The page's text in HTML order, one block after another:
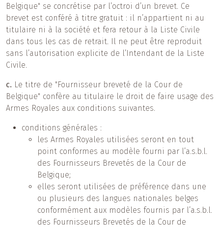
Belgique" se concrétise par l’octroi d’un brevet. Ce
brevet est conféré à titre gratuit : il n’appartient ni au
titulaire ni à la société et fera retour à la Liste Civile
dans tous les cas de retrait. Il ne peut être reproduit
sans l’autorisation explicite de l’Intendant de la Liste
Civile.
c. Le titre de "Fournisseur breveté de la Cour de
Belgique" confère au titulaire le droit de faire usage des
Armes Royales aux conditions suivantes.
conditions générales :
les Armes Royales utilisées seront en tout
point conformes au modèle fourni par l’a.s.b.l.
des Fournisseurs Brevetés de la Cour de
Belgique;
elles seront utilisées de préférence dans une
ou plusieurs des langues nationales belges
conformément aux modèles fournis par l’a.s.b.l.
des Fournisseurs Brevetés de la Cour de